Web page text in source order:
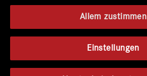
Allem zustimmen
Einstellungen